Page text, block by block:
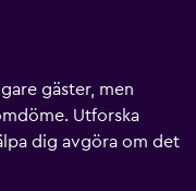
gäster, men
Utforska
dig avgöra om det